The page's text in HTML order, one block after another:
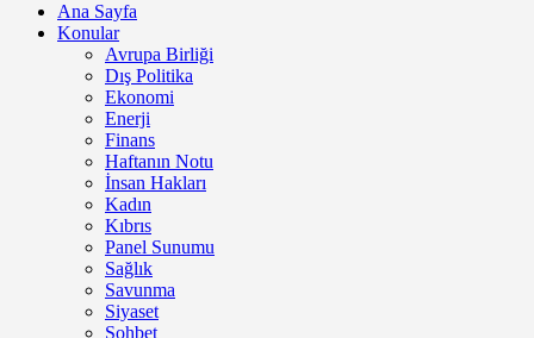
Ana Sayfa
Konular
Avrupa Birliği
Dış Politika
Ekonomi
Enerji
Finans
Haftanın Notu
İnsan Hakları
Kadın
Kıbrıs
Panel Sunumu
Sağlık
Savunma
Siyaset
Sohbet